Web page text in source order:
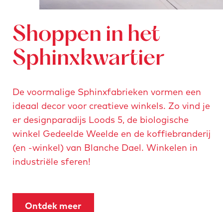
Shoppen in het
Sphinxkwartier
De voormalige Sphinxfabrieken vormen een
ideaal decor voor creatieve winkels. Zo vind je
er designparadijs Loods 5, de biologische
winkel Gedeelde Weelde en de koffiebranderij
(en -winkel) van Blanche Dael. Winkelen in
industriële sferen!
Ontdek meer